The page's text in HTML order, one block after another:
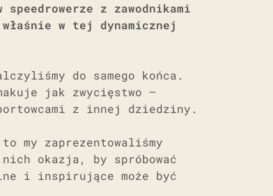
z zawodnikami
w tej dynamicznej
do samego końca.
jak zwycięstwo –
z innej dziedziny.
my zaprezentowaliśmy
okazja, by spróbować
i inspirujące może być